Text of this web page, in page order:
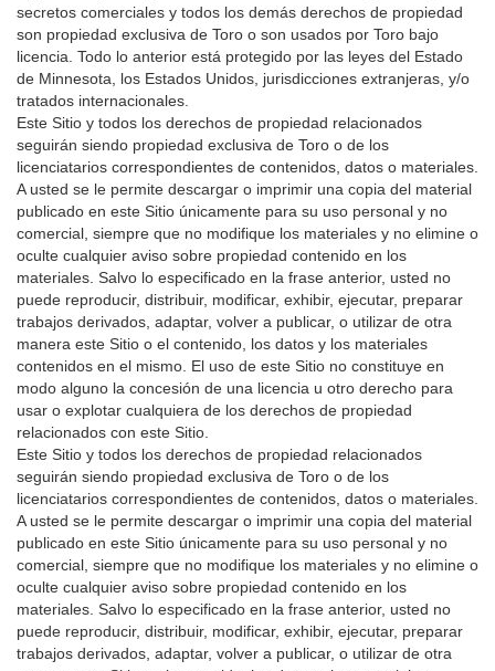
secretos comerciales y todos los demás derechos de propiedad
son propiedad exclusiva de Toro o son usados por Toro bajo
licencia. Todo lo anterior está protegido por las leyes del Estado
de Minnesota, los Estados Unidos, jurisdicciones extranjeras, y/o
tratados internacionales.
Este Sitio y todos los derechos de propiedad relacionados
seguirán siendo propiedad exclusiva de Toro o de los
licenciatarios correspondientes de contenidos, datos o materiales.
A usted se le permite descargar o imprimir una copia del material
publicado en este Sitio únicamente para su uso personal y no
comercial, siempre que no modifique los materiales y no elimine o
oculte cualquier aviso sobre propiedad contenido en los
materiales. Salvo lo especificado en la frase anterior, usted no
puede reproducir, distribuir, modificar, exhibir, ejecutar, preparar
trabajos derivados, adaptar, volver a publicar, o utilizar de otra
manera este Sitio o el contenido, los datos y los materiales
contenidos en el mismo. El uso de este Sitio no constituye en
modo alguno la concesión de una licencia u otro derecho para
usar o explotar cualquiera de los derechos de propiedad
relacionados con este Sitio.
Este Sitio y todos los derechos de propiedad relacionados
seguirán siendo propiedad exclusiva de Toro o de los
licenciatarios correspondientes de contenidos, datos o materiales.
A usted se le permite descargar o imprimir una copia del material
publicado en este Sitio únicamente para su uso personal y no
comercial, siempre que no modifique los materiales y no elimine o
oculte cualquier aviso sobre propiedad contenido en los
materiales. Salvo lo especificado en la frase anterior, usted no
puede reproducir, distribuir, modificar, exhibir, ejecutar, preparar
trabajos derivados, adaptar, volver a publicar, o utilizar de otra